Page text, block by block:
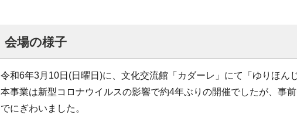
会場の様子
令和6年3月10日(日曜日)に、文化交流館「カダーレ」にて「ゆりほん
本事業は新型コロナウイルスの影響で約4年ぶりの開催でしたが、事
でにぎわいました。